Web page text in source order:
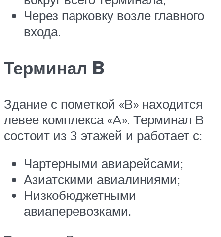
Через парковку возле главного
входа.
Терминал B
Здание с пометкой «B» находится
левее комплекса «A». Терминал B
состоит из 3 этажей и работает с:
Чартерными авиарейсами;
Азиатскими авиалиниями;
Низкобюджетными
авиаперевозками.